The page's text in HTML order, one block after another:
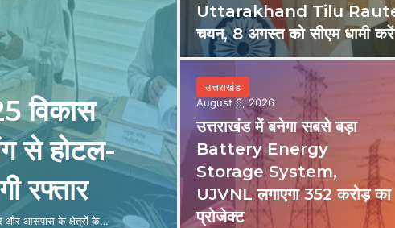
विकास
से होटल-
रफ्तार
और आसपास के क्षेत्रों के…
Uttarakhand Tilu
चयन, 8 अगस्त को सीएम धामी
उत्तराखंड
August 6, 2026
उत्तराखंड में बनेगा सबसे बड़ा
Battery Energy
Storage System,
UJVNL लगाएगा 352 करोड़ का
प्रोजेक्ट